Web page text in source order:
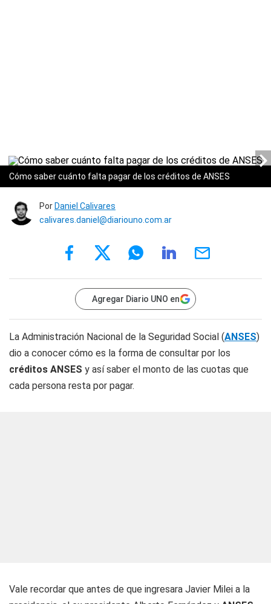
Cómo saber cuánto falta pagar de los créditos de ANSES
Por Daniel Calivares
calivares.daniel@diariouno.com.ar
Agregar Diario UNO en
La Administración Nacional de la Seguridad Social (ANSES)
dio a conocer cómo es la forma de consultar por los
créditos ANSES y así saber el monto de las cuotas que
cada persona resta por pagar.
Vale recordar que antes de que ingresara Javier Milei a la